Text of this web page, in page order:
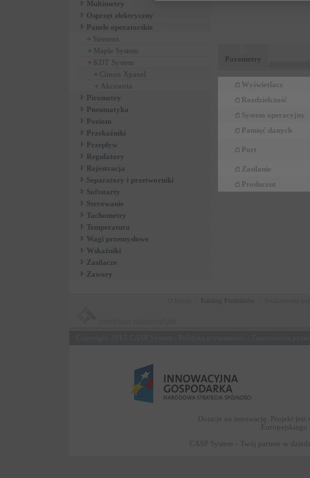
Multimetry
Osprzęt elektryczny
Panele operatorskie
Siemens
Maple System
KDT System
Cimon Xpanel
Akcesoria
Pirometry
Pneumatyka
Poziom
Przekaźniki
Przepływ
Regulatory
Rejestracja
Separatory i przetworniki
Softstarty
Sterowanie
Tachometry
Temperatura
Wagi przemysłowe
Wskaźniki
Zasilacze
Zawory
Parametry
Wyświetlacz
Rozdzielczość
System operacyjny
Pamięć danych
Port
Zasilanie
Producent
Dotacje na innowację. Projekt
CASP System - Twój partner w